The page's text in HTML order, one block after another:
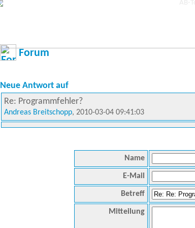
Forum
Neue Antwort auf
Re: Programmfehler?
Andreas Breitschopp, 2010-03-04 09:41:03
Name
E-Mail
Betreff
Mitteilung